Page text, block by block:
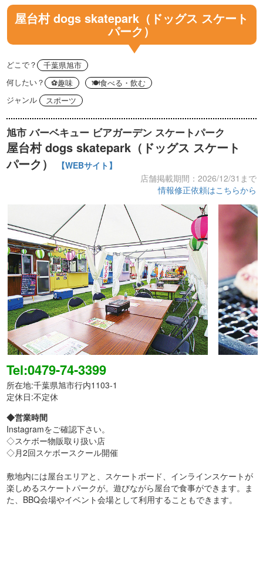
屋台村 dogs skatepark（ドッグス スケート
パーク）
どこで？ 千葉県旭市
何したい？
🍽食べる・飲む
⚽️趣味
ジャンル
スポーツ
旭市 バーベキュー ビアガーデン スケートパーク
屋台村 dogs skatepark（ドッグス スケート
パーク）
【WEBサイト】
店舗掲載期間：2026/12/31まで
情報修正依頼はこちらから
Tel:0479-74-3399
所在地:千葉県旭市行内1103-1
定休日:不定休
◆営業時間
Instagramをご確認下さい。
◇スケボー物販取り扱い店
◇月2回スケボースクール開催
敷地内には屋台エリアと、スケートボード、インラインスケートが
楽しめるスケートパークが。遊びながら屋台で食事ができます。ま
た、BBQ会場やイベント会場として利用することもできます。